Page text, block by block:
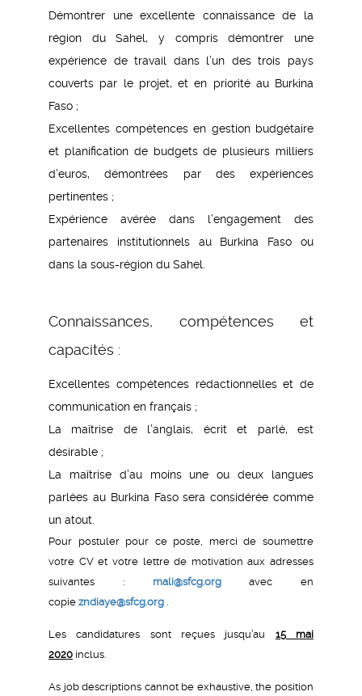
Démontrer une excellente connaissance de la
région du Sahel, y compris démontrer une
expérience de travail dans l’un des trois pays
couverts par le projet, et en priorité au Burkina
Faso ;
Excellentes compétences en gestion budgétaire
et planification de budgets de plusieurs milliers
d’euros, démontrées par des expériences
pertinentes ;
Expérience avérée dans l’engagement des
partenaires institutionnels au Burkina Faso ou
dans la sous-région du Sahel.
Connaissances, compétences et
capacités :
Excellentes compétences rédactionnelles et de
communication en français ;
La maîtrise de l’anglais, écrit et parlé, est
désirable ;
La maîtrise d’au moins une ou deux langues
parlées au Burkina Faso sera considérée comme
un atout.
Pour postuler pour ce poste, merci de soumettre
votre CV et votre lettre de motivation aux adresses
suivantes : mali@sfcg.orgavec en
copie zndiaye@sfcg.org
Les candidatures sont reçues jusqu’au 15 mai
2020 inclus.
As job descriptions cannot be exhaustive, the position